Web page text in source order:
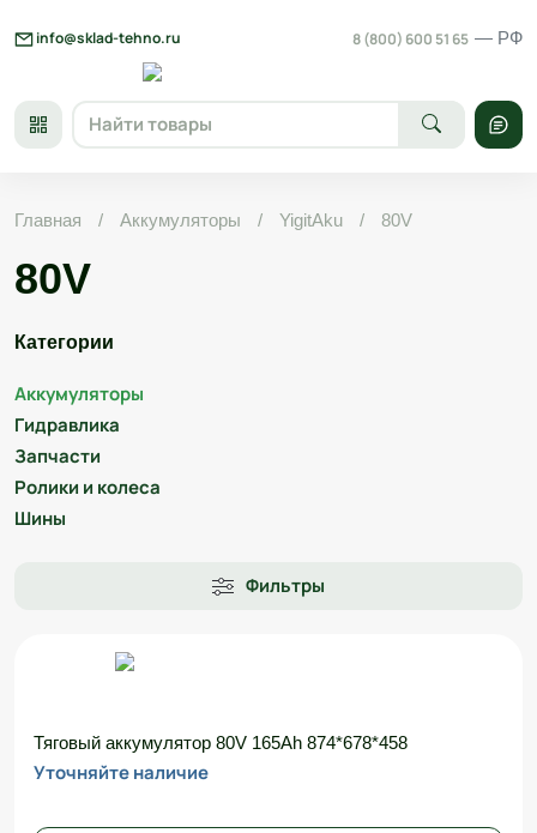
to
info@sklad-tehno.ru 8 (800) 600 51 65 — РФ
Главная / Аккумуляторы / YigitAku / 80V
80V
Категории
Аккумуляторы
Гидравлика
Запчасти
Ролики и колеса
Шины
Фильтры
Тяговый аккумулятор 80V 165Ah 874*678*458
Уточняйте наличие